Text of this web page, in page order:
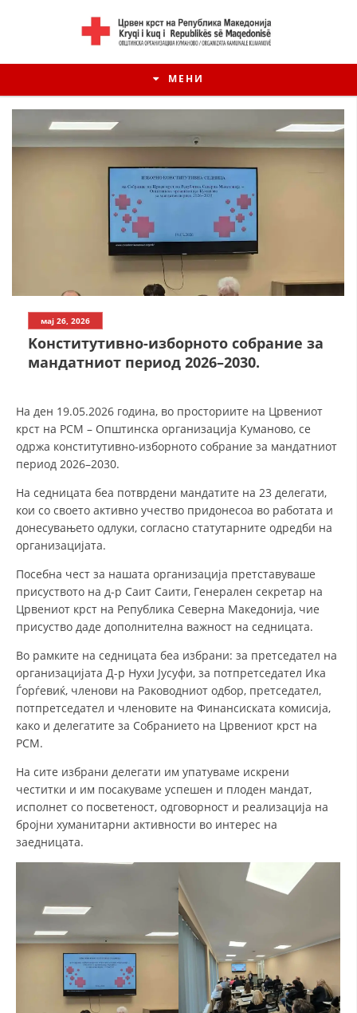
МЕНИ
ИСТОРИЈАТ НА ЦКРМ
СТРУКТУРА И ОРГАНИЗАЦИОНА ПОСТАВЕНОСТ – ОПШТИНСКА
ОРГАНИЗАЦИЈА КУМАНОВО
СТАТУТ НА ЦКРМ
ОРГАНИЗАЦИЈА И РАЗВОЈ
РАКОВОДЕН ОДБОР
СОБРАНИЕ
СТРУКТУРА И ОРГАНИЗАЦИОНА ПОСТАВЕНОСТ
ПРОМОЦИЈА НА ХУМАНИ ВРЕДНОСТИ
УПОТРЕБА И ЗАШТИТА НА АМБЛЕМОТ
КАКО ДА ДОНИРАТЕ
ПОДГОТВЕНОСТ И ДЕЈСТВО ПРИ КАТАСТРОФИ
ТИМ ЗА ОДГОВОР ПРИ КАТАСТРОФИ ПРИ ООЦК КУМАНОВО
ОДНОСИ СО ЈАВНОСТ
ИСТРАЖУВАЊЕ НА ЈАВНО МИСЛЕЊЕ
мај 26, 2026
Kонститутивно-изборното собрание за
мандатниот период 2026–2030.
На ден 19.05.2026 година, во просториите на Црвениот
крст на РСМ – Општинска организација Куманово, се
одржа конститутивно-изборното собрание за мандатниот
период 2026–2030.
На седницата беа потврдени мандатите на 23 делегати,
кои со своето активно учество придонесоа во работата и
донесувањето одлуки, согласно статутарните одредби на
организацијата.
Посебна чест за нашата организација претставуваше
присуството на д-р Саит Саити, Генерален секретар на
Црвениот крст на Република Северна Македонија, чие
присуство даде дополнителна важност на седницата.
Во рамките на седницата беа избрани: за претседател на
организацијата Д-р Нухи Јусуфи, за потпретседател Ика
Ѓорѓевиќ, членови на Раководниот одбор, претседател,
потпретседател и членовите на Финансиската комисија,
како и делегатите за Собранието на Црвениот крст на
РСМ.
На сите избрани делегати им упатуваме искрени
честитки и им посакуваме успешен и плоден мандат,
исполнет со посветеност, одговорност и реализација на
бројни хуманитарни активности во интерес на
заедницата.